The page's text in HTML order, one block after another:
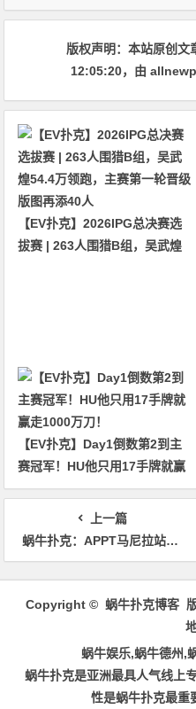
版权声明：本站原创文
12:05:20，由
【EV扑克】2026IPG总决赛选
拔赛 | 263人围猎B组，吴武煌
【EV扑克】Day1倒数第2到主
赛冠军！HU他只用17手牌就赢
走1000万刀！
上一篇
蜗牛扑克：APPT马尼拉站中国选手李元超荣获主赛亚军
文
Copyright © 蜗牛扑克博客
蜗牛娱乐,蜗牛德州,
蜗牛扑克是亚洲最具人气线上
性是蜗牛扑克最重